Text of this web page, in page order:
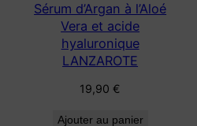
Sérum d’Argan à l’Aloé
Vera et acide
hyaluronique
LANZAROTE
19,90 €
Ajouter au panier